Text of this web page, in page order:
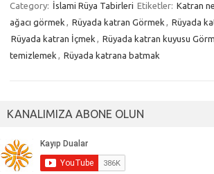
Category: İslami Rüya Tabirleri Etiketler: Katran
ağacı görmek , Rüyada katran Görmek , Rüyada
Rüyada katran İçmek , Rüyada katran kuyusu
temizlemek , Rüyada katrana batmak
KANALIMIZA ABONE OLUN